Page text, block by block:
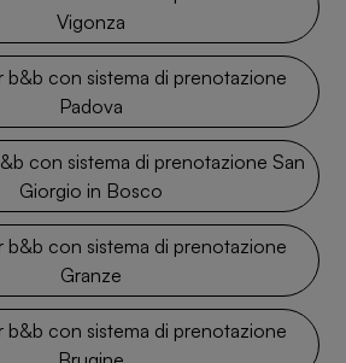
Vigonza
b&b con sistema di prenotazione
Padova
con sistema di prenotazione San
Giorgio in Bosco
b&b con sistema di prenotazione
Granze
b&b con sistema di prenotazione